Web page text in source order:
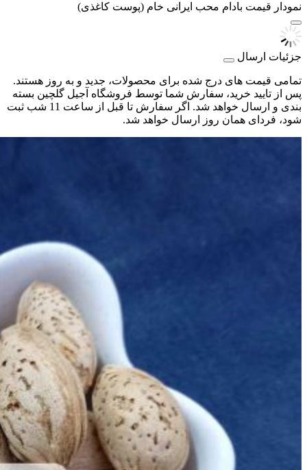
نمودار قیمت بادام محب ایرانی خام (پوست کاغذی)
جزئیات ارسال
تمامی قیمت های درج شده برای محصولات، جدید و به روز هستند.
پس از تایید خرید، سفارش شما توسط فروشگاه آجیل گلچین بسته
بندی و ارسال خواهد شد. اگر سفارش تا قبل از ساعت 11 شب ثبت
شود، فردای همان روز ارسال خواهد شد.